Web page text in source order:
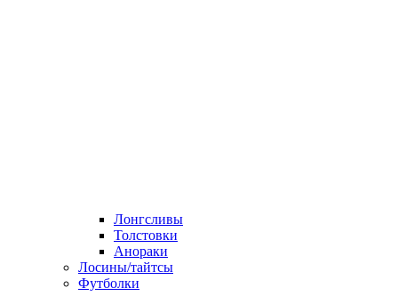
Лонгсливы
Толстовки
Анораки
Лосины/тайтсы
Футболки